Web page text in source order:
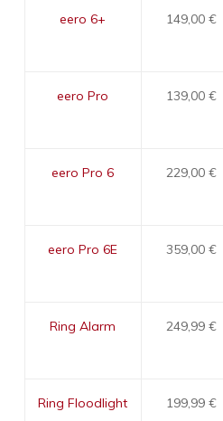
eero 6+ 149,00 €
eero Pro 139,00 €
eero Pro 6 229,00 €
eero Pro 6E 359,00 €
Ring Alarm 249,99 €
Ring Floodlight
199,99 €